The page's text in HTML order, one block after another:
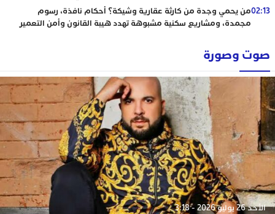
02:13من يحمي وجدة من كارثة عقارية وشيكة؟ أحكام نافذة، رسوم
مجمدة، ومشاريع سكنية مشبوهة تهدد هيبة القانون وأمن التعمير
صوت وصورة
الأحد 26 يوليو 2026 - 3:18